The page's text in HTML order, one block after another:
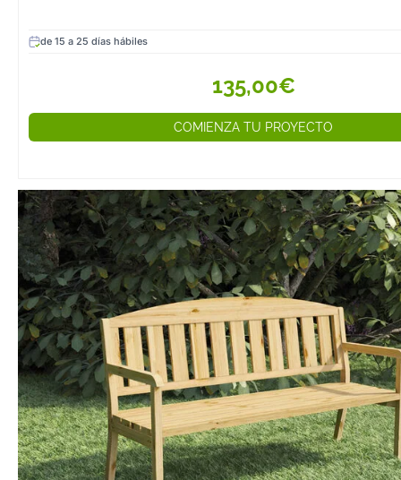
de 15 a 25 días hábiles
135,00€
COMIENZA TU PROYECTO